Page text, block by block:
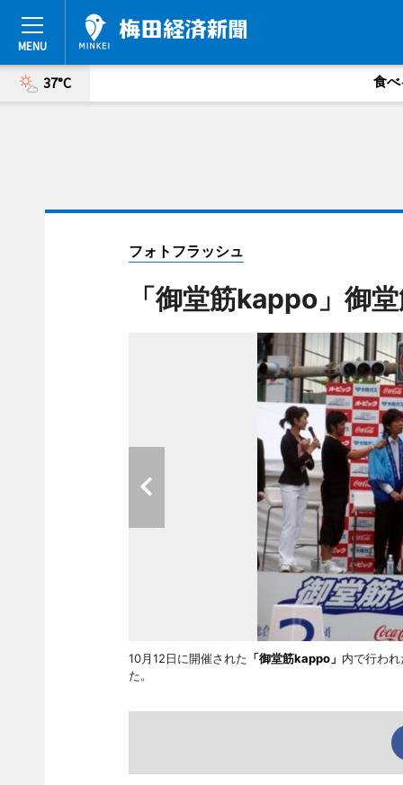
37°C 食べ
フォトフラッシュ
「御堂筋kappo」御
10月12日に開催された 「御堂筋kappo」 内で行わ
た。